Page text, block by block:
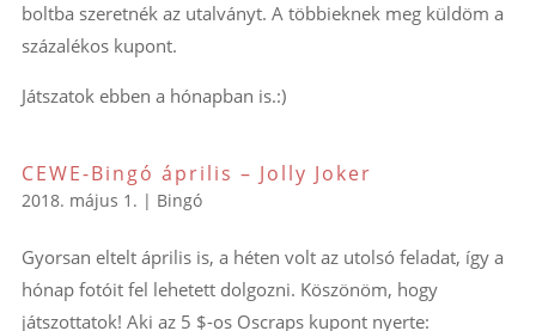
boltba szeretnék az utalványt. A többieknek meg küldöm a
százalékos kupont.
Játszatok ebben a hónapban is.:)
CEWE-Bingó április – Jolly Joker
2018. május 1. | Bingó
Gyorsan eltelt április is, a héten volt az utolsó feladat, így a
hónap fotóit fel lehetett dolgozni. Köszönöm, hogy
játszottatok! Aki az 5 $-os Oscraps kupont nyerte: